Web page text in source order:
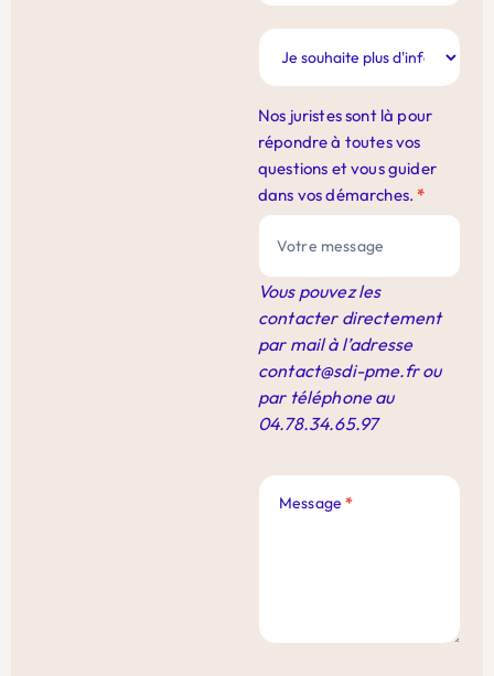
Nos juristes sont là pour
répondre à toutes vos
questions et vous guider
dans vos démarches.*
Vous pouvez les
contacter directement
par mail à l’adresse
contact@sdi-pme.frou
par téléphone au
04.78.34.65.97
Message*